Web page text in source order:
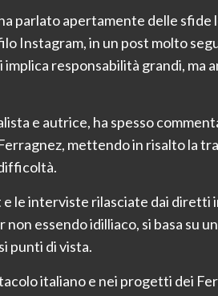
parlato apertamente delle sfide
Instagram, in un post molto
responsabilità grandi, ma
e autrice, ha spesso
mettendo in risalto la
le interviste rilasciate dai
essendo idilliaco, si basa su
punti di vista.
italiano e nei progetti dei